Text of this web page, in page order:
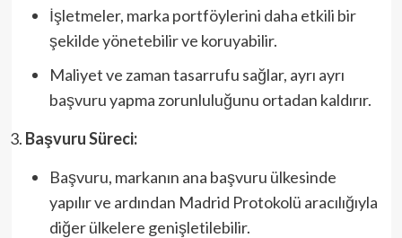
İşletmeler, marka portföylerini daha etkili bir
şekilde yönetebilir ve koruyabilir.
Maliyet ve zaman tasarrufu sağlar, ayrı ayrı
başvuru yapma zorunluluğunu ortadan kaldırır.
Başvuru Süreci:
Başvuru, markanın ana başvuru ülkesinde
yapılır ve ardından Madrid Protokolü aracılığıyla
diğer ülkelere genişletilebilir.